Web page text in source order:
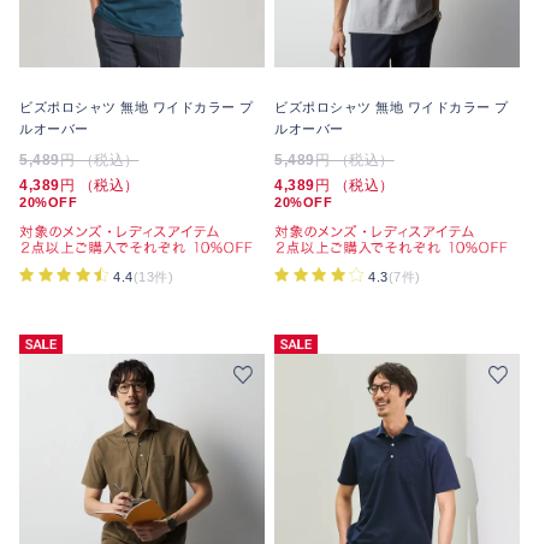
ビズポロシャツ 無地 ワイドカラー プ
ルオーバー
5,489円 （税込）
4,389円 （税込）
20%OFF
4.4(13件)
ビズポロシャツ 無地 ワイドカラー プ
ルオーバー
5,489円 （税込）
4,389円 （税込）
20%OFF
4.3(7件)